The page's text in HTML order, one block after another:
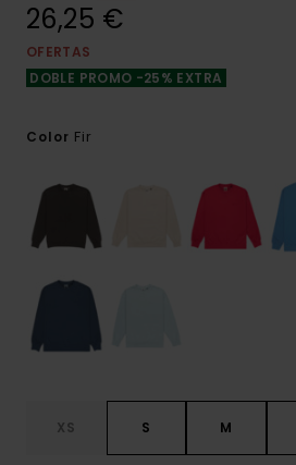
26,25 €
OFERTAS
DOBLE PROMO -25% EXTRA
Color Fir
XS S M